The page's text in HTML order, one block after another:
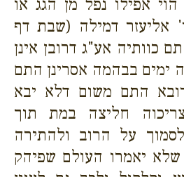
אליעזר דמילה (שבת דף
כוותיה אע"ג דרובן אינן
ימים בבהמה אסרינן התם
התם משום דלא יבא
חליצה במת תוך
על הרוב ולהתירה
יאמרו העולם שפיהק